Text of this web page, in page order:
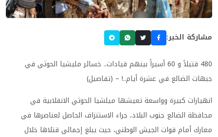
مشاركة الخبر:
480 قتيلاً و 60 أسيراً بينهم قيادات.. خسائر مليشيا الحوثي في
جبهات الضالع في عشرة أيام..! – (تفاصيل)
انهيارات كبيرة وواسعة تعيشها ميلشيا الحوثي الانقلابية في
محافظة الضالع جنوب البلاد، جراء الاستنزاف الحاصل لعناصرها في
معارك أمام قوات الجيش الوطني، حيث يبلغ إجمالي قتلاها خلال